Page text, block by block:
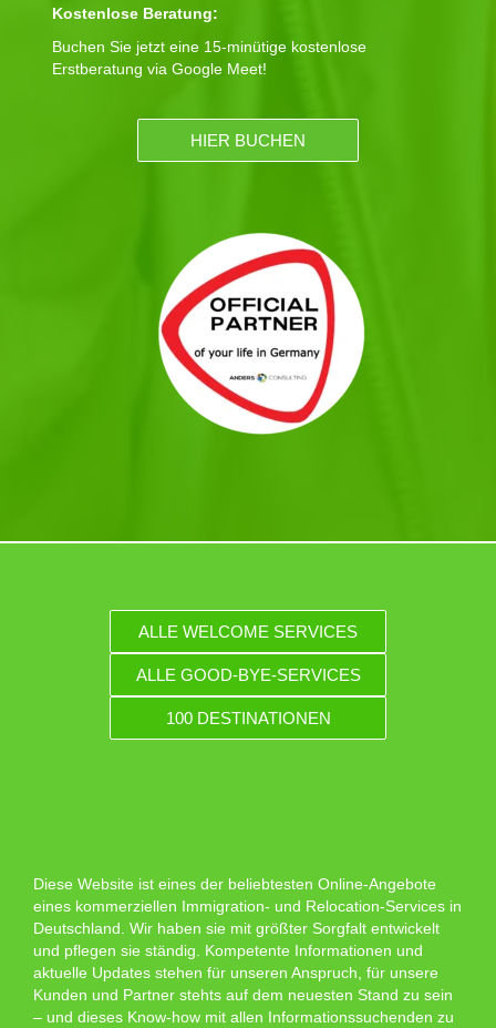
Kostenlose Beratung:
Buchen Sie jetzt eine 15-minütige kostenlose
Erstberatung via Google Meet!
HIER BUCHEN
ALLE WELCOME SERVICES
ALLE GOOD-BYE-SERVICES
100 DESTINATIONEN
Diese Website ist eines der beliebtesten Online-Angebote
eines kommerziellen Immigration- und Relocation-Services in
Deutschland. Wir haben sie mit größter Sorgfalt entwickelt
und pflegen sie ständig. Kompetente Informationen und
aktuelle Updates stehen für unseren Anspruch, für unsere
Kunden und Partner stehts auf dem neuesten Stand zu sein
– und dieses Know-how mit allen Informationssuchenden zu